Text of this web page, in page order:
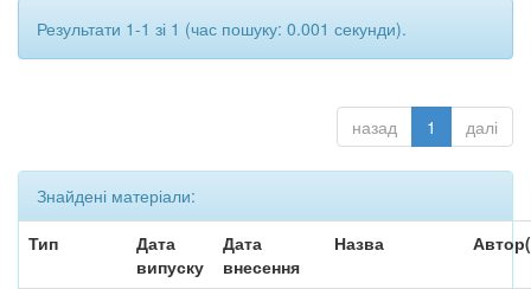
Результати 1-1 зі 1 (час пошуку: 0.001 секунди).
назад 1 далі
Знайдені матеріали:
Тип
Дата
випуску
Дата
внесення
Назва